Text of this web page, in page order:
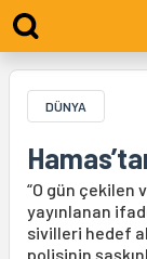
DÜNYA
“O gün çekilen
yayınlanan
sivilleri hedef
polisinin